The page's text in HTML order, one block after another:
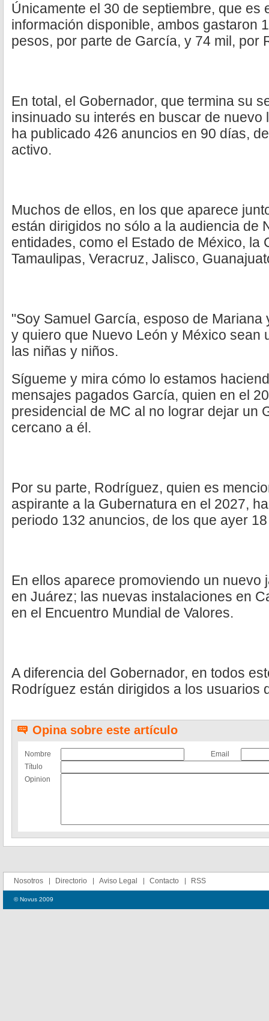
Únicamente el 30 de septiembre, que es
información disponible, ambos gastaron
pesos, por parte de García, y 74 mil, por
En total, el Gobernador, que termina su
insinuado su interés en buscar de nuevo
ha publicado 426 anuncios en 90 días,
activo.
Muchos de ellos, en los que aparece
están dirigidos no sólo a la audiencia de
entidades, como el Estado de México, la
Tamaulipas, Veracruz, Jalisco,
"Soy Samuel García, esposo de Mariana
y quiero que Nuevo León y México sean
las niñas y niños.
Sígueme y mira cómo lo estamos
mensajes pagados García, quien en el
presidencial de MC al no lograr dejar un
cercano a él.
Por su parte, Rodríguez, quien es
aspirante a la Gubernatura en el 2027,
periodo 132 anuncios, de los que ayer
En ellos aparece promoviendo un nuevo
en Juárez; las nuevas instalaciones en
en el Encuentro Mundial de Valores.
A diferencia del Gobernador, en todos
Rodríguez están dirigidos a los usuarios
Opina sobre este artículo
Nombre
Email
Título
Opinion
Nosotros Directorio Aviso Legal Contacto RSS
© Novus 2009